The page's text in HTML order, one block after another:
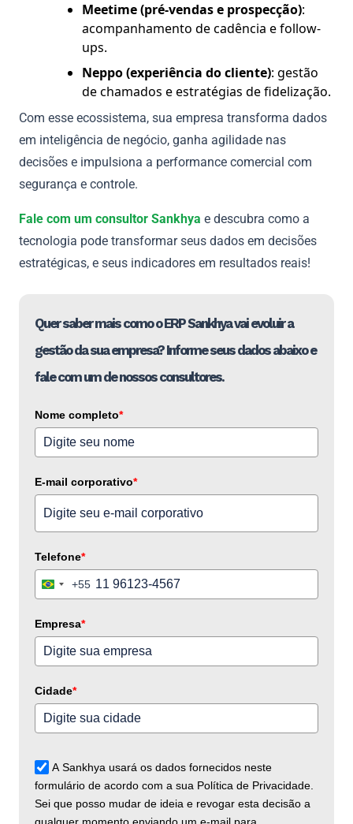
Meetime (pré-vendas e prospecção):
acompanhamento de cadência e follow-
ups.
Neppo (experiência do cliente): gestão
de chamados e estratégias de fidelização.
Com esse ecossistema, sua empresa transforma dados
em inteligência de negócio, ganha agilidade nas
decisões e impulsiona a performance comercial com
segurança e controle.
Fale com um consultor Sankhya e descubra como a
tecnologia pode transformar seus dados em decisões
estratégicas, e seus indicadores em resultados reais!
Quer saber mais como o ERP Sankhya vai evoluir a
gestão da sua empresa? Informe seus dados abaixo e
fale com um de nossos consultores.
Nome completo*
E-mail corporativo*
Telefone*
Brazil+55
Empresa*
Cidade*
A Sankhya usará os dados fornecidos neste
formulário de acordo com a sua Política de Privacidade.
Sei que posso mudar de ideia e revogar esta decisão a
qualquer momento enviando um e-mail para